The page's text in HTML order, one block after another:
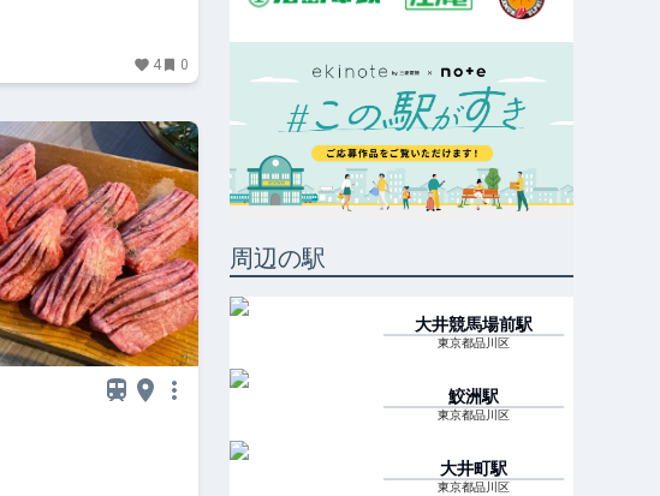
4 0
周辺の駅
大井競馬場前駅
東京都品川区
鮫洲駅
東京都品川区
大井町駅
東京都品川区